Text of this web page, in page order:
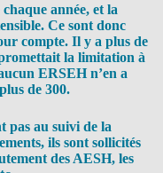
année, et la
Ce sont donc
compte. Il y a plus de
la limitation à
ERSEH n’en a
de 300.
pas au suivi de la
ils sont sollicités
des AESH, les